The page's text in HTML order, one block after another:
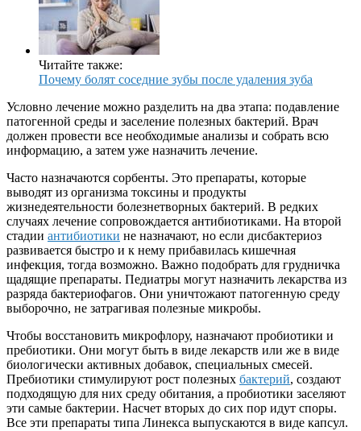
Читайте также:
Почему болят соседние зубы после удаления зуба
Условно лечение можно разделить на два этапа: подавление
патогенной среды и заселение полезных бактерий. Врач
должен провести все необходимые анализы и собрать всю
информацию, а затем уже назначить лечение.
Часто назначаются сорбенты. Это препараты, которые
выводят из организма токсины и продукты
жизнедеятельности болезнетворных бактерий. В редких
случаях лечение сопровождается антибиотиками. На второй
стадии антибиотики не назначают, но если дисбактериоз
развивается быстро и к нему прибавилась кишечная
инфекция, тогда возможно. Важно подобрать для грудничка
щадящие препараты. Педиатры могут назначить лекарства из
разряда бактериофагов. Они уничтожают патогенную среду
выборочно, не затрагивая полезные микробы.
Чтобы восстановить микрофлору, назначают пробиотики и
пребиотики. Они могут быть в виде лекарств или же в виде
биологически активных добавок, специальных смесей.
Пребиотики стимулируют рост полезных бактерий, создают
подходящую для них среду обитания, а пробиотики заселяют
эти самые бактерии. Насчет вторых до сих пор идут споры.
Все эти препараты типа Линекса выпускаются в виде капсул.